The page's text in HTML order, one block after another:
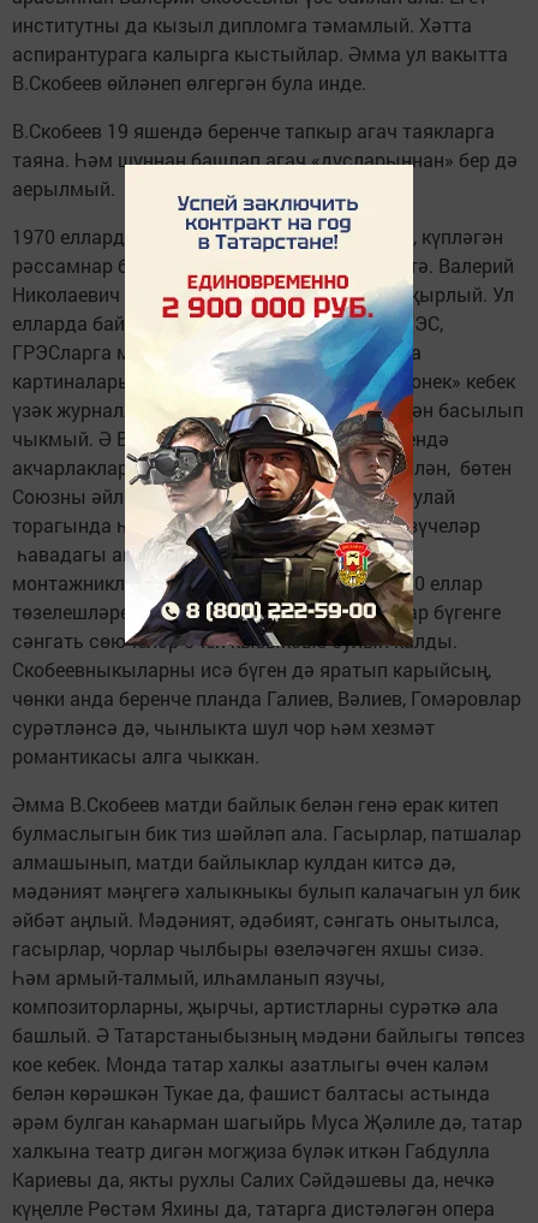
институтны да кызыл дипломга тәмамлый. Хәтта
аспирантурага калырга кыстыйлар. Әмма ул вакытта
В.Скобеев өйләнеп өлгергән була инде.
В.Скобеев 19 яшендә беренче тапкыр агач таякларга
таяна. Һәм шуннан башлап агач «дусларыннан» бер дә
аерылмый.
1970 елларда зур төзелешләр романтикасы, күпләгән
рәссамнар белән бергә, Скобеевны да исертә. Валерий
Николаевич “КамАЗ”га, нефтьчеләргә дан җырлый. Ул
елларда байтак рәссамнар БАМга, зур-зур ГЭС,
ГРЭСларга мәдхия укыса да, барысының да
картиналары «Искусство», «Художник», «Огонек» кебек
үзәк журналларда миллионлаган тираж белән басылып
чыкмый. Ә Валерий Скобеевның «Кама өстендә
акчарлаклар» картина репродукциясе, мәсәлән, бөтен
Союзны әйләнеп чыга, “КамАЗ” төзүчеләр тулай
торагында һәрбер бүлмәдә эленә, чөнки төзүчеләр
һавадагы акчарлаклар белән тигезләшкән
монтажникларны үзләре дип белә. 1970-1980 еллар
төзелешләре турындагы күп кенә картиналар бүгенге
сәнгать сөючеләр өчен кызыксыз булып калды.
Скобеевныкыларны исә бүген дә яратып карыйсың,
чөнки анда беренче планда Галиев, Вәлиев, Гомәровлар
сурәтләнсә дә, чынлыкта шул чор һәм хезмәт
романтикасы алга чыккан.
Әмма В.Скобеев матди байлык белән генә ерак китеп
булмаслыгын бик тиз шәйләп ала. Гасырлар, патшалар
алмашынып, матди байлыклар кулдан китсә дә,
мәдәният мәңгегә халыкныкы булып калачагын ул бик
әйбәт аңлый. Мәдәният, әдәбият, сәнгать онытылса,
гасырлар, чорлар чылбыры өзеләчәген яхшы сизә.
Һәм армый-талмый, илһамланып язучы,
композиторларны, җырчы, артистларны сурәткә ала
башлый. Ә Татарстаныбызның мәдәни байлыгы төпсез
кое кебек. Монда татар халкы азатлыгы өчен каләм
белән көрәшкән Тукае да, фашист балтасы астында
әрәм булган каһарман шагыйрь Муса Җәлиле дә, татар
халкына театр дигән могҗиза бүләк иткән Габдулла
Кариевы да, якты рухлы Салих Сәйдәшевы да, нечкә
күңелле Рөстәм Яхины да, татарга дистәләгән опера